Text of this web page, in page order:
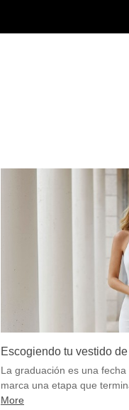
Escogiendo tu vestido
La graduación es una
marca una etapa que
More